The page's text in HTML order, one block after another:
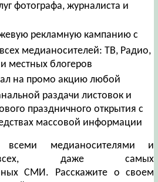
фотографа, журналиста и
рекламную кампанию с
медианосителей: ТВ, Радио,
местных блогеров
на промо акцию любой
раздачи листовок и
праздничного открытия с
массовой информации
медианосителями и
всех, даже самых
СМИ. Расскажите о своем